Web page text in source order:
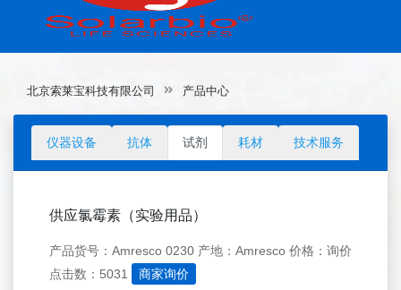
北京索莱宝科技有限公司 产品中心
仪器设备 抗体 试剂 耗材 技术服务
供应氯霉素（实验用品）
产品货号：Amresco 0230 产地：Amresco 价格：询价
点击数：5031
商家询价